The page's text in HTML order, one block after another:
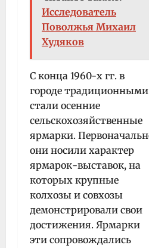
Исследователь
Поволжья Михаил
Худяков
С конца 1960-х гг. в
городе традиционными
стали осенние
сельскохозяйственные
ярмарки.
они носили характер
ярмарок-выставок, на
которых крупные
колхозы и совхозы
демонстрировали свои
достижения. Ярмарки
эти сопровождались